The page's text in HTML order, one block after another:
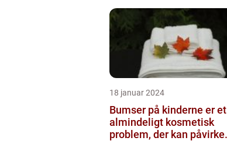
18 januar 2024
Bumser på kinderne er et
almindeligt kosmetisk
problem, der kan påvirke